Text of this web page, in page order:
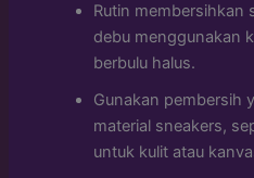
Rutin membersihkan
debu menggunakan
berbulu halus.
Gunakan pembersih
material sneakers,
untuk kulit atau